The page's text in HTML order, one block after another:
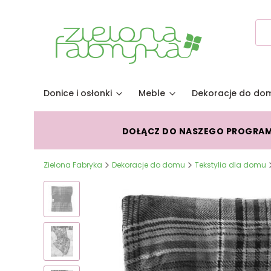
Donice i osłonki Meble Dekoracje do
DOŁĄCZ DO NASZEGO
Zielona Fabryka Dekoracje do domu Tekstylia dla domu